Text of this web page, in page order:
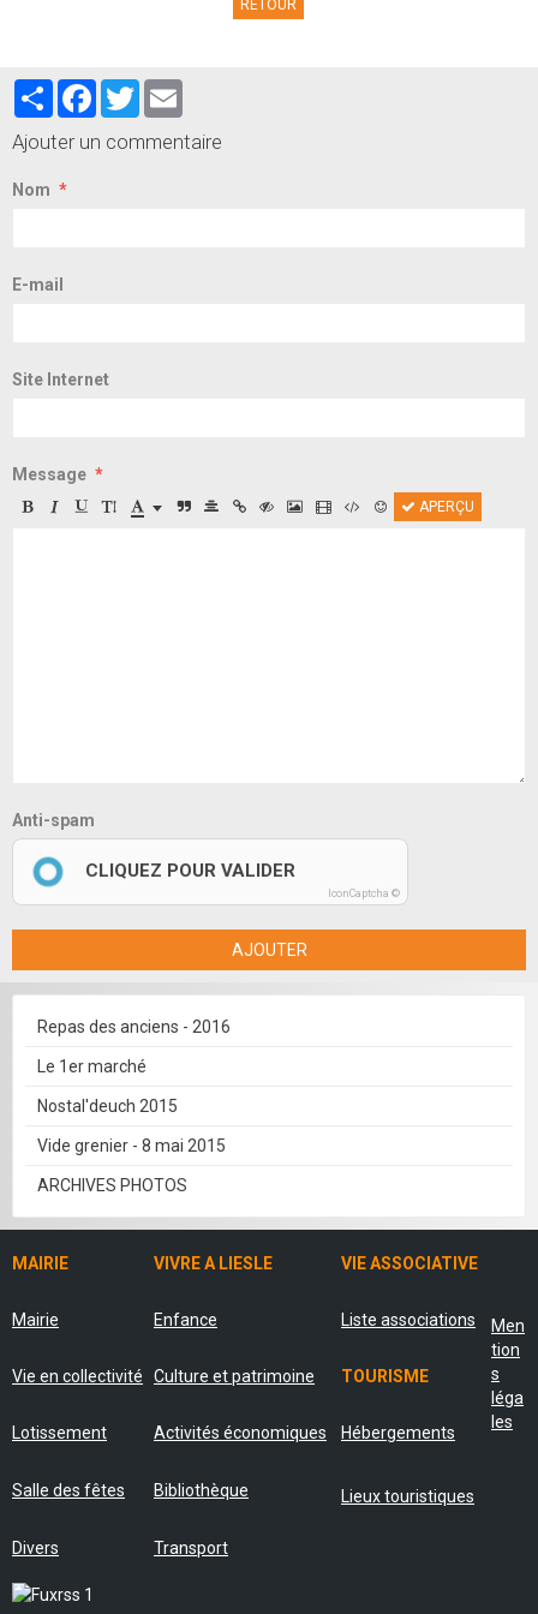
RETOUR
PartagerFacebook
Twitter
Ajouter un commentaire
Nom
E-mail
Site Internet
Message
APERÇU
Anti-spam
CLIQUEZ POUR VALIDER
IconCaptcha ©
AJOUTER
Repas des anciens - 2016
Le 1er marché
Nostal'deuch 2015
Vide grenier - 8 mai 2015
ARCHIVES PHOTOS
MAIRIE VIVRE A LIESLE VIE ASSOCIATIVE
Mairie Enfance Liste associations
Vie en collectivité Culture et patrimoine TOURISME
Lotissement Activités économiques Hébergements
Salle des fêtes Bibliothèque Lieux touristiques
Divers Transport
Men
tion
s
léga
les